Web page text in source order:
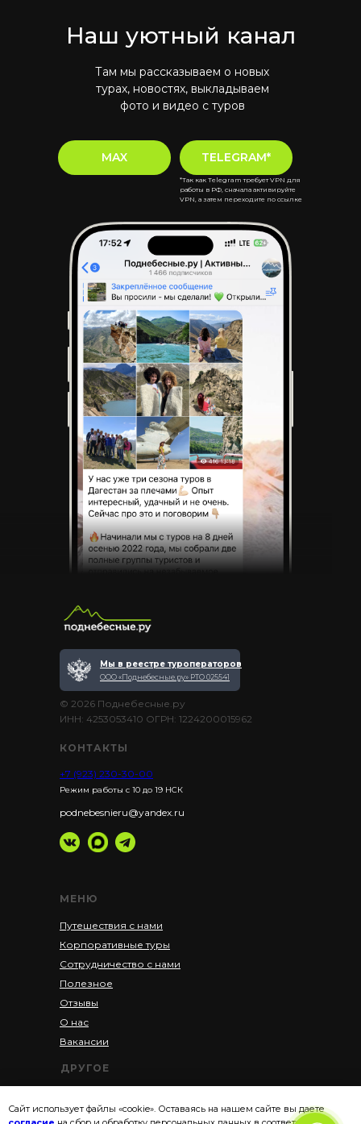
Наш уютный канал
Там мы рассказываем о новых
турах, новостях, выкладываем
фото и видео с туров
TELEGRAM*
MAX
*Так как Telegram требует VPN для
работы в РФ, сначала активируйте
VPN, а затем переходите по ссылке
КОНТАКТЫ
+7 (923) 230-30-00
Режим работы с 10 до 19 НСК
podnebesnieru@yandex.ru
МЕНЮ
Путешествия с нами
Корпоративные туры
Сотрудничество с нами
Полезное
Отзывы
О нас
Вакансии
ДРУГОЕ
Рассрочка
© 2026 Поднебесные.ру
Мы в реестре туроператоров
ООО «Поднебесные.ру» РТО 025541
ИНН: 4253053410 ОГРН: 1224200015962
Сайт использует файлы «cookie». Оставаясь на нашем сайте вы даете